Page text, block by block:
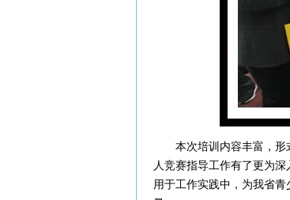
本次培训内容丰富，形式
人竞赛指导工作有了更为
用于工作实践中，为我省